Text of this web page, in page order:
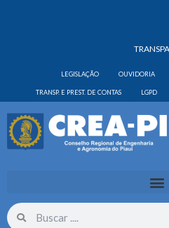
LEGISLAÇÃO OUVIDORIA
TRANSP. E PREST. DE CONTAS LGPD